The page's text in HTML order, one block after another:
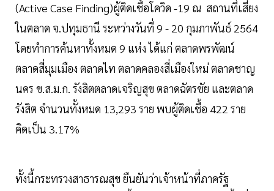
(Active Case Finding)ผู้ติดเชื้อโควิด -19 ณ สถานที่เสี่ยง
ในตลาด จ.ปทุมธานี ระหว่างวันที่ 9 - 20 กุมภาพันธ์ 2564
โดยทำการค้นหาทั้งหมด 9 แห่ง ได้แก่ ตลาดพรพัฒน์
ตลาดสี่มุมเมือง ตลาดไท ตลาดคลองสี่เมืองใหม่ ตลาดชาญ
นคร ข.ส.ม.ก. รังสิตตลาดเจริญสุข ตลาดฉัตรชัย และตลาด
รังสิต จำนวนทั้งหมด 13,293 ราย พบผู้ติดเชื้อ 422 ราย
คิดเป็น 3.17%
ทั้งนี้กระทรวงสาธารณสุข ยืนยันว่าเจ้าหน้าที่ภาครัฐ